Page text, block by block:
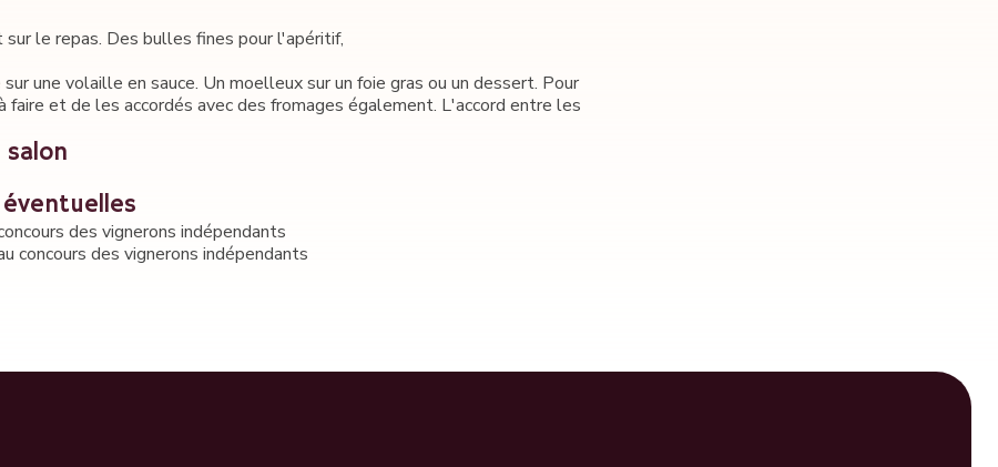
le repas. Des bulles fines pour l'apéritif,
une volaille en sauce. Un moelleux sur un foie gras ou un dessert. Pour
et de les accordés avec des fromages également. L'accord entre les
des vignerons indépendants
des vignerons indépendants